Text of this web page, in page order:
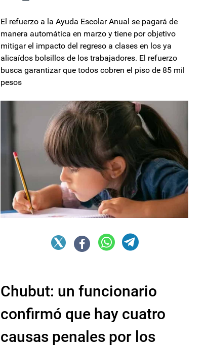
El refuerzo a la Ayuda Escolar Anual se pagará de
manera automática en marzo y tiene por objetivo
mitigar el impacto del regreso a clases en los ya
alicaídos bolsillos de los trabajadores. El refuerzo
busca garantizar que todos cobren el piso de 85 mil
pesos
Chubut: un funcionario
confirmó que hay cuatro
causas penales por los